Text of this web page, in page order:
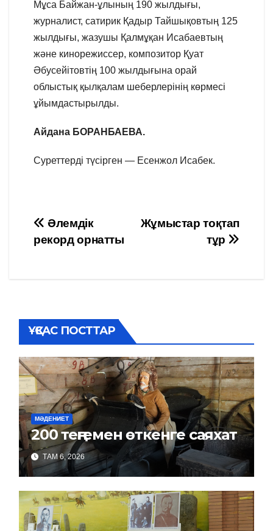
Мұса Байжан-ұлының 190 жылдығы,
журналист, сатирик Қадыр Тайшықовтың 125
жылдығы, жазушы Қалмұқан Исабаевтың
және кинорежиссер, композитор Қуат
Әбусейітовтің 100 жылдығына орай
облыстық қылқалам шеберлерінің көрмесі
ұйымдастырылды.
Айдана БОРАНБАЕВА.
Суреттерді түсірген — Есенжол Исабек.
Навигация
по
Жұмыстар тоқтап
тұр
Әлемдік
рекорд орнатты
ҰҚСАС ПОСТТАР
МӘДЕНИЕТ
200 теңгемен өткенге саяхат
ТАМ 6, 2026